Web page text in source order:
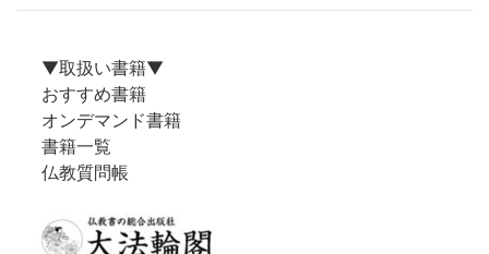
▼取扱い書籍▼
おすすめ書籍
オンデマンド書籍
書籍一覧
仏教質問帳